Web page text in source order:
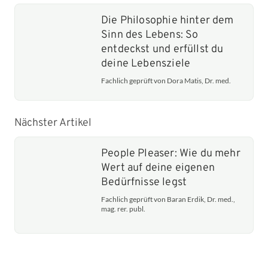
Die Philosophie hinter dem
Sinn des Lebens: So
entdeckst und erfüllst du
deine Lebensziele
Fachlich geprüft von Dora Matis, Dr. med.
Nächster Artikel
People Pleaser: Wie du mehr
Wert auf deine eigenen
Bedürfnisse legst
Fachlich geprüft von Baran Erdik, Dr. med.,
mag. rer. publ.